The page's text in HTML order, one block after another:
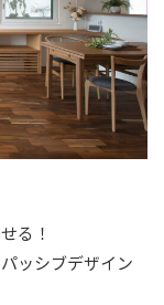
る！
ッシブデザイン